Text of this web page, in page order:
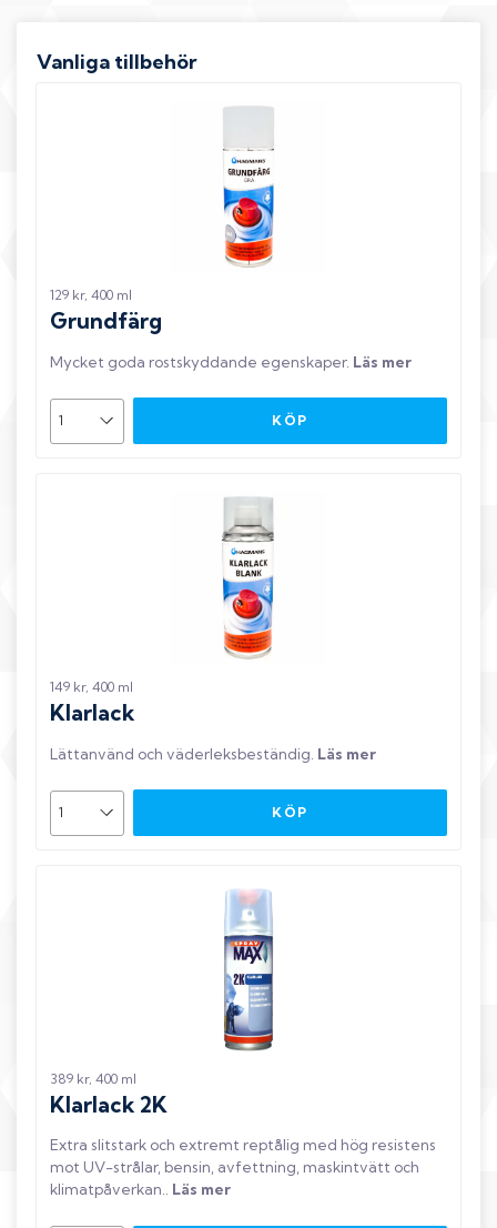
Vanliga tillbehör
129 kr, 400 ml
Grundfärg
Mycket goda rostskyddande egenskaper. Läs mer
KÖP
149 kr, 400 ml
Klarlack
Lättanvänd och väderleksbeständig Läs mer
KÖP
389 kr, 400 ml
Klarlack 2K
Extra slitstark och extremt reptålig med hög resistens
mot UV-strålar, bensin, avfettning, maskintvätt och
klimatpåverkan.. Läs mer